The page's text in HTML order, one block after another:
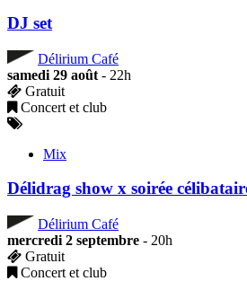
DJ set
Délirium Café
samedi 29 août - 22h
Gratuit
Concert et club
Mix
Délidrag show x soirée
Délirium Café
mercredi 2 septembre - 20h
Gratuit
Concert et club